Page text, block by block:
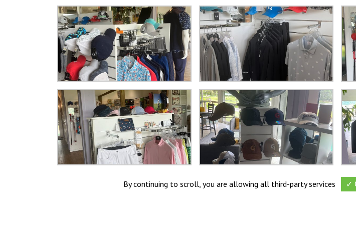
By continuing to scroll, you are allowing all third-party services